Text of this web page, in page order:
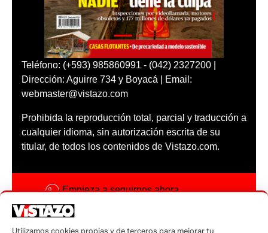
Teléfono: (+593) 985860991 - (042) 2327200 |
Dirección: Aguirre 734 y Boyacá | Email:
webmaster@vistazo.com
Prohibida la reproducción total, parcial y traducción a
cualquier idioma, sin autorización escrita de su
titular, de todos los contenidos de Vistazo.com.
Empieza a seguirnos ahora
Utilizamos cookies propias y de terceros para mejorar tu